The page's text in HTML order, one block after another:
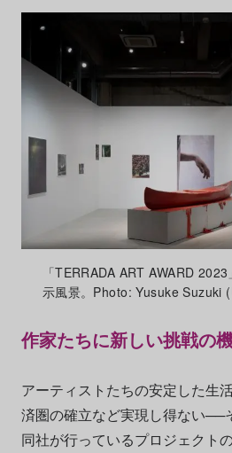
「TERRADA ART AWARD
示風景。Photo: Yusuke Suzuki
作家たちに新しい挑戦の
アーティストたちの安定した生
済圏の確立など実現し得ない──
同社が行っているプロジェクト